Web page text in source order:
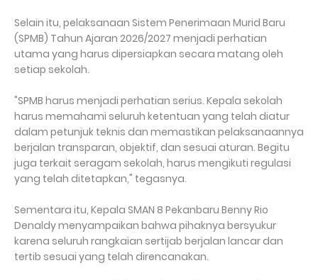
Selain itu, pelaksanaan Sistem Penerimaan Murid Baru
(SPMB) Tahun Ajaran 2026/2027 menjadi perhatian
utama yang harus dipersiapkan secara matang oleh
setiap sekolah.
"SPMB harus menjadi perhatian serius. Kepala sekolah
harus memahami seluruh ketentuan yang telah diatur
dalam petunjuk teknis dan memastikan pelaksanaannya
berjalan transparan, objektif, dan sesuai aturan. Begitu
juga terkait seragam sekolah, harus mengikuti regulasi
yang telah ditetapkan," tegasnya.
Sementara itu, Kepala SMAN 8 Pekanbaru Benny Rio
Denaldy menyampaikan bahwa pihaknya bersyukur
karena seluruh rangkaian sertijab berjalan lancar dan
tertib sesuai yang telah direncanakan.